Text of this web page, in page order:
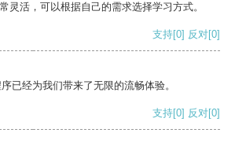
灵活，可以根据自己的需求选择学习方式。
支持[0] 反对[0]
已经为我们带来了无限的流畅体验。
支持[0] 反对[0]